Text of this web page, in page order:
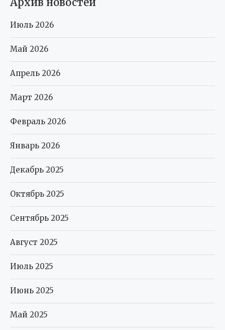
Июль 2026
Май 2026
Апрель 2026
Март 2026
Февраль 2026
Январь 2026
Декабрь 2025
Октябрь 2025
Сентябрь 2025
Август 2025
Июль 2025
Июнь 2025
Май 2025